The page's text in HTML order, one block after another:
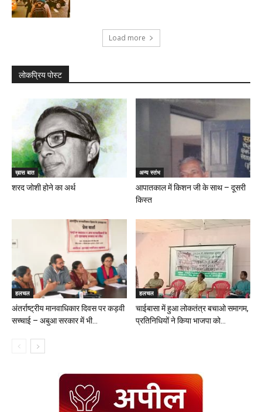
Load more
लोकप्रिय पोस्ट
ख़ास बात
शरद जोशी होने का अर्थ
अन्य स्तंभ
आपातकाल में किशन जी के साथ – दूसरी
किस्त
हलचल
अंतर्राष्ट्रीय मानवाधिकार दिवस पर कड़वी
सच्चाई – अबुआ सरकार में भी...
हलचल
चाईबासा में हुआ लोकतंत्र बचाओ समागम,
प्रतिनिधियों ने किया भाजपा को...